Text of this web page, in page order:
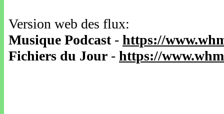
Version web des flux:
Musique Podcast- https://
Fichiers du Jour - https://